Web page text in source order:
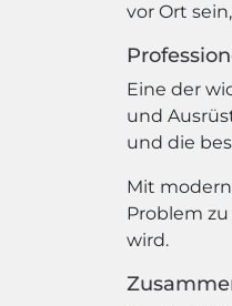
vor Ort
Eine der
und
und die
Mit
Problem
wird.